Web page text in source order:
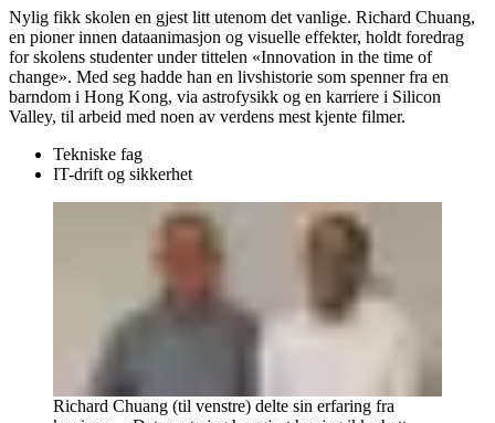
Nylig fikk skolen en gjest litt utenom det vanlige. Richard Chuang,
en pioner innen dataanimasjon og visuelle effekter, holdt foredrag
for skolens studenter under tittelen «Innovation in the time of
change». Med seg hadde han en livshistorie som spenner fra en
barndom i Hong Kong, via astrofysikk og en karriere i Silicon
Valley, til arbeid med noen av verdens mest kjente filmer.
Tekniske fag
IT-drift og sikkerhet
Richard Chuang (til venstre) delte sin erfaring fra